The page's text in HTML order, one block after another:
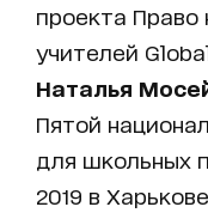
проекта Право
учителей
Наталья
Пятой
для школьных
2019 в Харькове.